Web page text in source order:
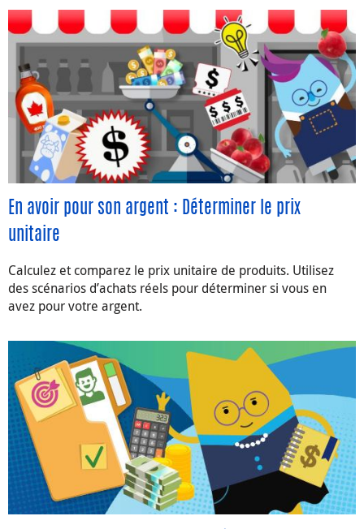
En avoir pour son argent : Déterminer le prix
unitaire
Calculez et comparez le prix unitaire de produits. Utilisez
des scénarios d’achats réels pour déterminer si vous en
avez pour votre argent.